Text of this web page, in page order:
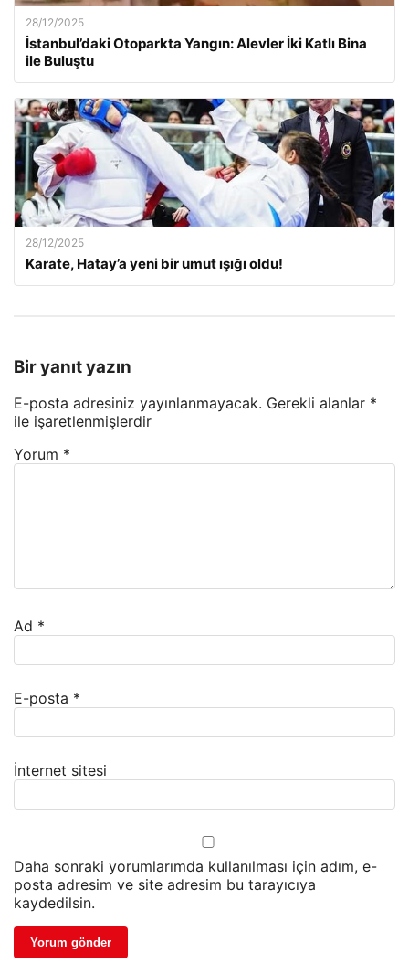
28/12/2025
İstanbul’daki Otoparkta Yangın: Alevler İki Katlı Bina
ile Buluştu
28/12/2025
Karate, Hatay’a yeni bir umut ışığı oldu!
Bir yanıt yazın
E-posta adresiniz yayınlanmayacak. Gerekli alanlar *
ile işaretlenmişlerdir
Yorum *
Ad *
E-posta *
İnternet sitesi
Daha sonraki yorumlarımda kullanılması için adım, e-
posta adresim ve site adresim bu tarayıcıya
kaydedilsin.